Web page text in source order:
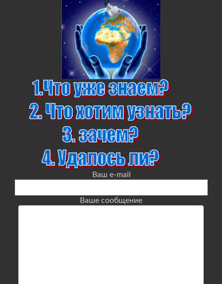
Ваш e-mail
Ваше сообщение